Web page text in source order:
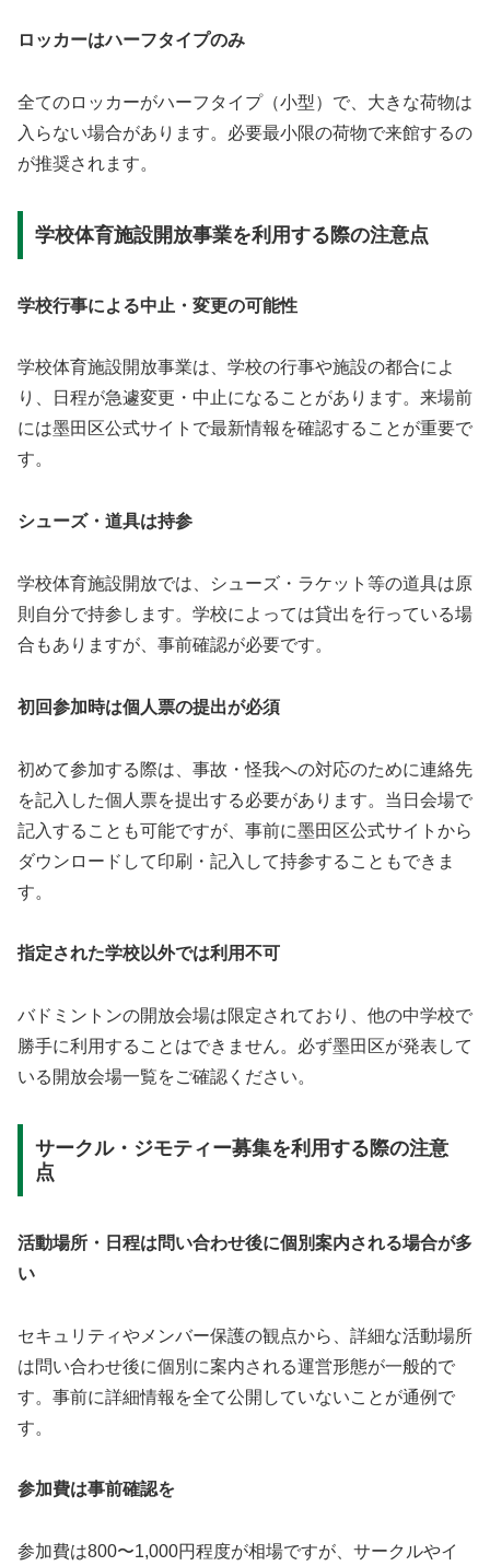
ロッカーはハーフタイプのみ
全てのロッカーがハーフタイプ（小型）で、大きな荷物は
入らない場合があります。必要最小限の荷物で来館するの
が推奨されます。
学校体育施設開放事業を利用する際の注意点
学校行事による中止・変更の可能性
学校体育施設開放事業は、学校の行事や施設の都合によ
り、日程が急遽変更・中止になることがあります。来場前
には墨田区公式サイトで最新情報を確認することが重要で
す。
シューズ・道具は持参
学校体育施設開放では、シューズ・ラケット等の道具は原
則自分で持参します。学校によっては貸出を行っている場
合もありますが、事前確認が必要です。
初回参加時は個人票の提出が必須
初めて参加する際は、事故・怪我への対応のために連絡先
を記入した個人票を提出する必要があります。当日会場で
記入することも可能ですが、事前に墨田区公式サイトから
ダウンロードして印刷・記入して持参することもできま
す。
指定された学校以外では利用不可
バドミントンの開放会場は限定されており、他の中学校で
勝手に利用することはできません。必ず墨田区が発表して
いる開放会場一覧をご確認ください。
サークル・ジモティー募集を利用する際の注意
点
活動場所・日程は問い合わせ後に個別案内される場合が多
い
セキュリティやメンバー保護の観点から、詳細な活動場所
は問い合わせ後に個別に案内される運営形態が一般的で
す。事前に詳細情報を全て公開していないことが通例で
す。
参加費は事前確認を
参加費は800〜1,000円程度が相場ですが、サークルやイ